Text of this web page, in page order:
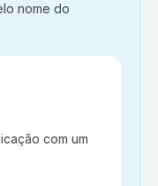
nome do
com um